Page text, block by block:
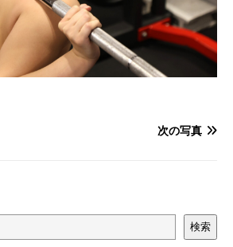
次の写真
検索